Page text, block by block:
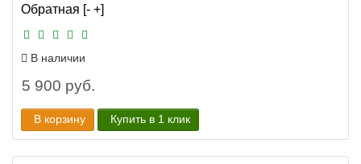
Обратная [- +]
В наличии
5 900 руб.
В корзину Купить в 1 клик